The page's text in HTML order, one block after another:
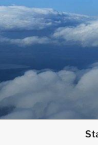
Zum
Inhalt
springen